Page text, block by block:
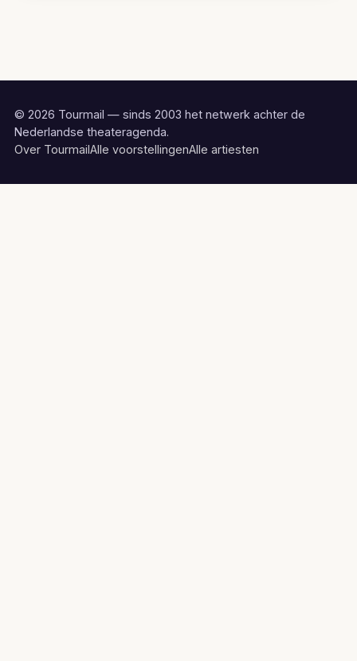
© 2026 Tourmail — sinds 2003 het netwerk achter de
Nederlandse theateragenda.
Over TourmailAlle voorstellingenAlle artiesten